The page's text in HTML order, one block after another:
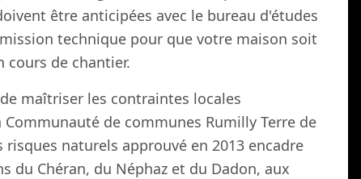
être anticipées avec le bureau d'études
technique pour que votre maison soit
cours de chantier.
maîtriser les contraintes locales
de communes Rumilly Terre de
naturels approuvé en 2013 encadre
du Chéran, du Néphaz et du Dadon, aux